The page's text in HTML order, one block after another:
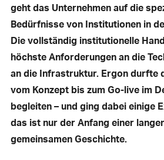
geht das Unternehmen auf die
Bedürfnisse von Institutionen in
Die vollständig institutionelle
höchste Anforderungen an die
an die Infrastruktur. Ergon durfte
vom Konzept bis zum Go-live im
begleiten – und ging dabei einige
das ist nur der Anfang einer
gemeinsamen Geschichte.